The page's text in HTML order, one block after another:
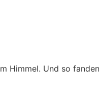
Himmel. Und so